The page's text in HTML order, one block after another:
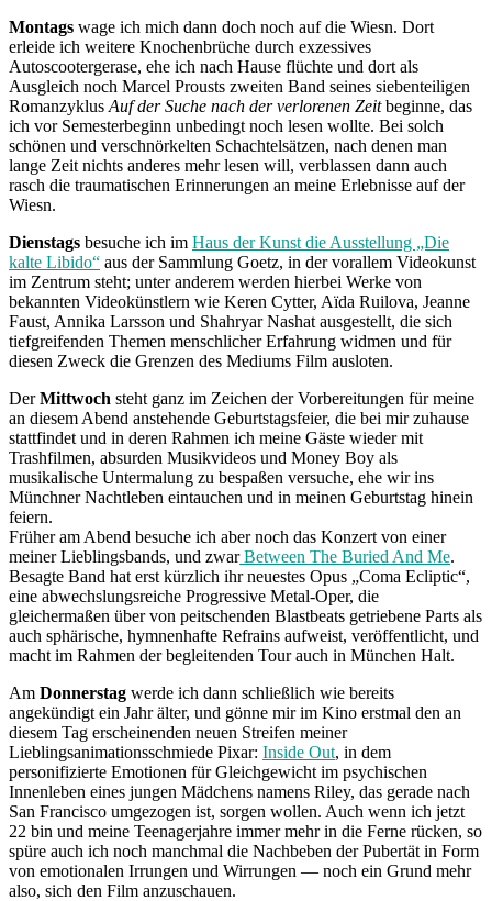
Montags wage ich mich dann doch noch auf die Wiesn. Dort
erleide ich weitere Knochenbrüche durch exzessives
Autoscootergerase, ehe ich nach Hause flüchte und dort als
Ausgleich noch Marcel Prousts zweiten Band seines siebenteiligen
Romanzyklus Auf der Suche nach der verlorenen Zeitbeginne, das
ich vor Semesterbeginn unbedingt noch lesen wollte. Bei solch
schönen und verschnörkelten Schachtelsätzen, nach denen man
lange Zeit nichts anderes mehr lesen will, verblassen dann auch
rasch die traumatischen Erinnerungen an meine Erlebnisse auf der
Wiesn.
Dienstags besuche ich im Haus der Kunst die Ausstellung „Die
kalte Libido“ aus der Sammlung Goetz, in der vorallem Videokunst
im Zentrum steht; unter anderem werden hierbei Werke von
bekannten Videokünstlern wie Keren Cytter, Aïda Ruilova, Jeanne
Faust, Annika Larsson und Shahryar Nashat ausgestellt, die sich
tiefgreifenden Themen menschlicher Erfahrung widmen und für
diesen Zweck die Grenzen des Mediums Film ausloten.
DerMittwoch steht ganz im Zeichen der Vorbereitungen für meine
an diesem Abend anstehende Geburtstagsfeier, die bei mir zuhause
stattfindet und in deren Rahmen ich meine Gäste wieder mit
Trashfilmen, absurden Musikvideos und Money Boy als
musikalische Untermalung zu bespaßen versuche, ehe wir ins
Münchner Nachtleben eintauchen und in meinen Geburtstag hinein
feiern.
Früher am Abend besuche ich aber noch das Konzert von einer
meiner Lieblingsbands, und zwarBetween The Buried And Me.
Besagte Band hat erst kürzlich ihr neuestes Opus „Coma Ecliptic“,
eine abwechslungsreiche Progressive Metal-Oper, die
gleichermaßen über von peitschenden Blastbeats getriebene Parts als
auch sphärische, hymnenhafte Refrains aufweist, veröffentlicht, und
macht im Rahmen der begleitenden Tour auch in München Halt.
Am Donnerstag werde ich dann schließlich wie bereits
angekündigt ein Jahr älter, und gönne mir im Kino erstmal den an
diesem Tag erscheinenden neuen Streifen meiner
Lieblingsanimationsschmiede Pixar: Inside Out, in dem
personifizierte Emotionen für Gleichgewicht im psychischen
Innenleben eines jungen Mädchens namens Riley, das gerade nach
San Francisco umgezogen ist, sorgen wollen. Auch wenn ich jetzt
22 bin und meine Teenagerjahre immer mehr in die Ferne rücken, so
spüre auch ich noch manchmal die Nachbeben der Pubertät in Form
von emotionalen Irrungen und Wirrungen — noch ein Grund mehr
also, sich den Film anzuschauen.